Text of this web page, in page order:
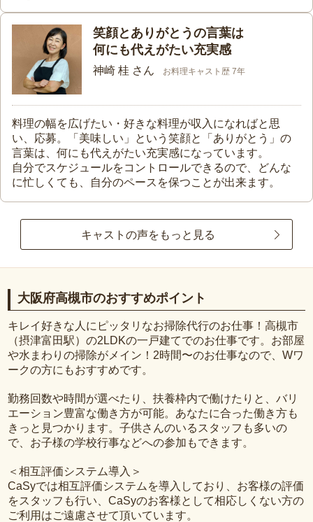
笑顔とありがとうの言葉は
何にも代えがたい充実感
神崎 桂 さん お料理キャスト歴 7年
料理の幅を広げたい・好きな料理が収入になればと思
い、応募。「美味しい」という笑顔と「ありがとう」の
言葉は、何にも代えがたい充実感になっています。
自分でスケジュールをコントロールできるので、どんな
に忙しくても、自分のペースを保つことが出来ます。
キャストの声をもっと見る
大阪府高槻市のおすすめポイント
キレイ好きな人にピッタリなお掃除代行のお仕事！高槻市
（摂津富田駅）の2LDKの一戸建てでのお仕事です。お部屋
や水まわりの掃除がメイン！2時間〜のお仕事なので、Wワ
ークの方にもおすすめです。
勤務回数や時間が選べたり、扶養枠内で働けたりと、バリ
エーション豊富な働き方が可能。あなたに合った働き方も
きっと見つかります。子供さんのいるスタッフも多いの
で、お子様の学校行事などへの参加もできます。
＜相互評価システム導入＞
CaSyでは相互評価システムを導入しており、お客様の評価
をスタッフも行い、CaSyのお客様として相応しくない方の
ご利用はご遠慮させて頂いています。